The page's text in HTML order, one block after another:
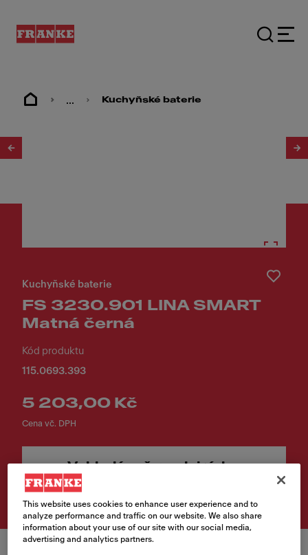
... Kuchyňské baterie
Kuchyňské baterie
FS 3230.901 LINA SMART
Matná černá
Kód produktu
115.0693.393
5 203,00 Kč
Cena vč. DPH
Vyhledávač prodejních
míst
This website uses cookies to enhance user experience and to
analyze performance and traffic on our website. We also share
information about your use of our site with our social media,
advertising and analytics partners.